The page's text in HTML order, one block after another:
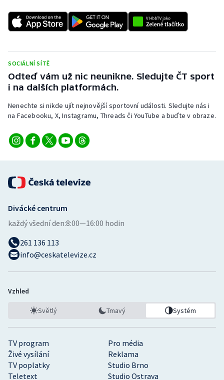
SOCIÁLNÍ SÍTĚ
Odteď vám už nic neunikne. Sledujte ČT sport
i na dalších platformách.
Nenechte si nikde ujít nejnovější sportovní události. Sledujte nás i
na Facebooku, X, Instagramu, Threads či YouTube a buďte v obraze.
TV program
Pro média
Živé vysílání
Reklama
TV poplatky
Studio Brno
Teletext
Studio Ostrava
Divácké centrum
každý všední den:8:00—16:00 hodin
261 136 113
info@ceskatelevize.cz
Vzhled
Světlý Tmavý Systém